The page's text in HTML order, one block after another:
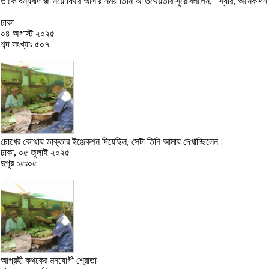
ঢাকা
০৪ অগাস্ট ২০২৫
শব্দ সংখ্যাঃ ৫০৭
চোখের কোথায় ডাক্তার ইঞ্জেকশন দিয়েছিল, সেটা তিনি আমায় দেখাচ্ছিলেন।
ঢাকা, ০৫ জুলাই ২০২৫
দুপুর ১৫ঃ০৫
আগ্রহী কথকের মনযোগী শ্রোতা